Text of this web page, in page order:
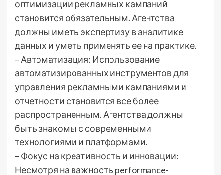
оптимизации рекламных кампаний
становится обязательным. Агентства
должны иметь экспертизу в аналитике
данных и уметь применять ее на практике.
– Автоматизация: Использование
автоматизированных инструментов для
управления рекламными кампаниями и
отчетности становится все более
распространенным. Агентства должны
быть знакомы с современными
технологиями и платформами.
– Фокус на креативность и инновации:
Несмотря на важность performance-